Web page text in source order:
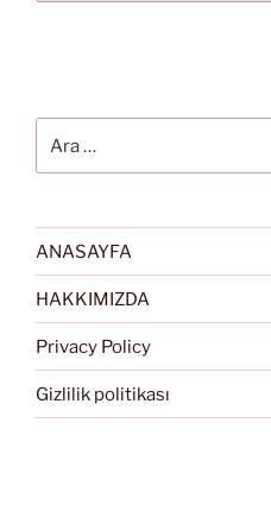
ANASAYFA
HAKKIMIZDA
Privacy Policy
Gizlilik politikası